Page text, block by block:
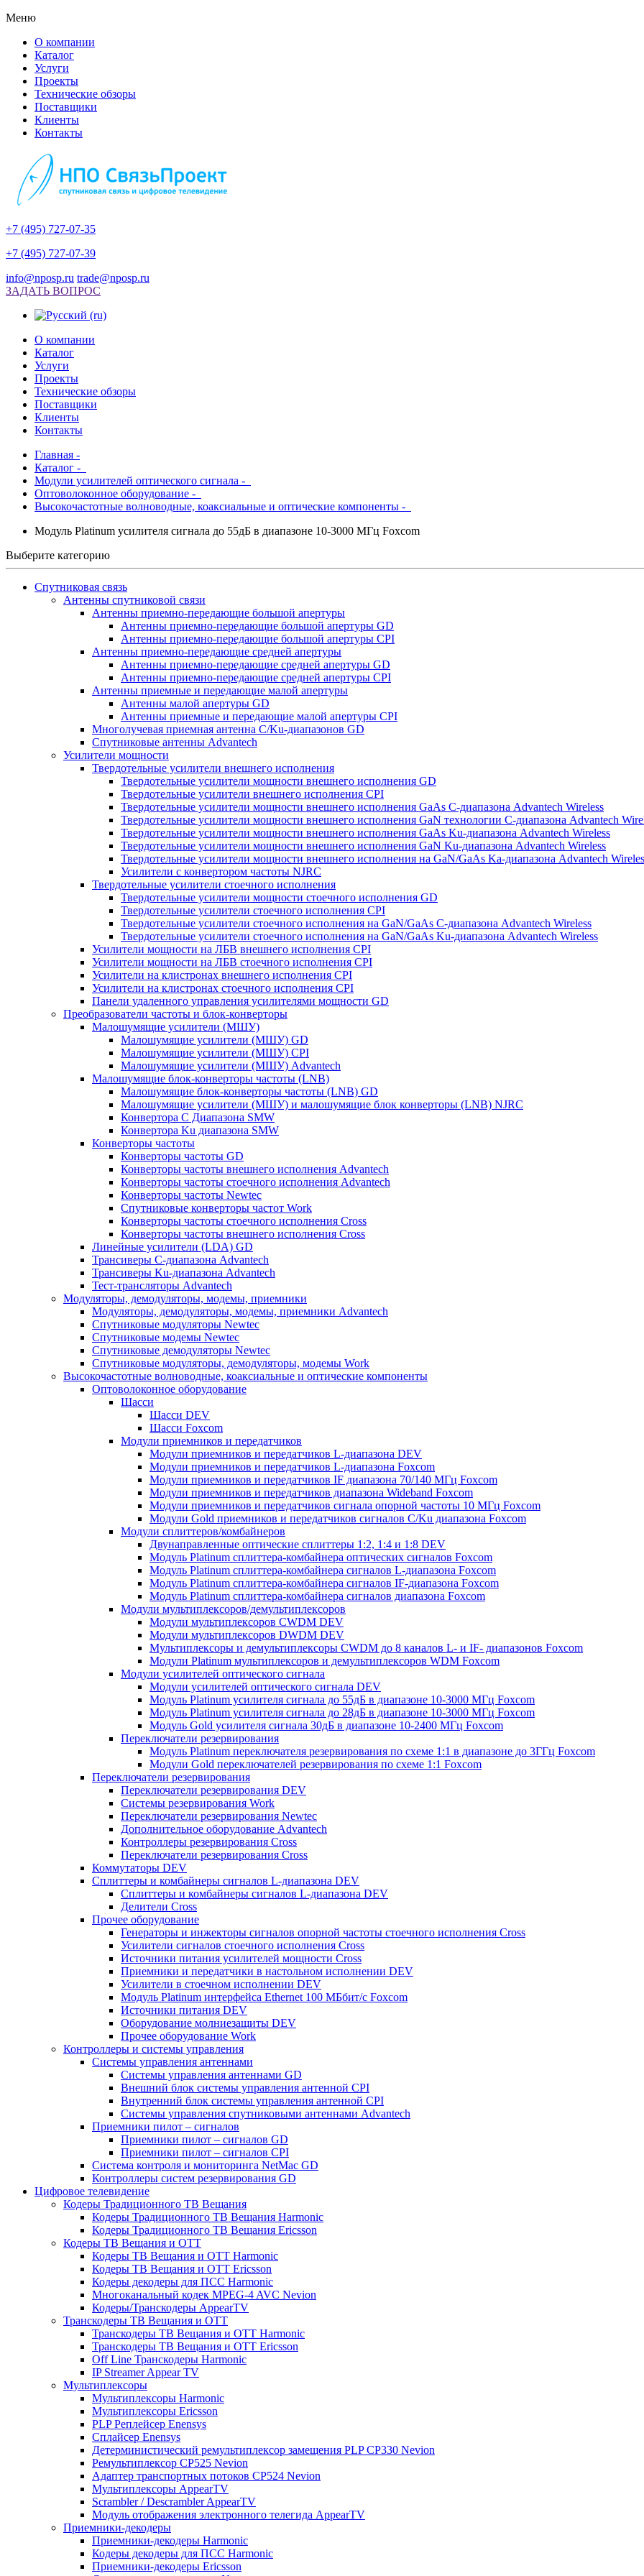
Меню
О компании
Каталог
Услуги
Проекты
Технические обзоры
Поставщики
Клиенты
Контакты
+7 (495) 727-07-35
+7 (495) 727-07-39
info@nposp.ru trade@nposp.ru
ЗАДАТЬ ВОПРОС
О компании
Каталог
Услуги
Проекты
Технические обзоры
Поставщики
Клиенты
Контакты
Главная -
Каталог -
Модули усилителей оптического сигнала -
Оптоволоконное оборудование -
Высокочастотные волноводные, коаксиальные и оптические компоненты -
Модуль Platinum усилителя сигнала до 55дБ в диапазоне 10-3000 МГц Foxcom
Выберите категорию
Спутниковая связь
Антенны спутниковой связи
Антенны приемно-передающие большой апертуры
Антенны приемно-передающие большой апертуры GD
Антенны приемно-передающие большой апертуры CPI
Антенны приемно-передающие средней апертуры
Антенны приемно-передающие средней апертуры GD
Антенны приемно-передающие средней апертуры CPI
Антенны приемные и передающие малой апертуры
Антенны малой апертуры GD
Антенны приемные и передающие малой апертуры CPI
Многолучевая приемная антенна С/Ku-диапазонов GD
Спутниковые антенны Advantech
Усилители мощности
Твердотельные усилители внешнего исполнения
Твердотельные усилители мощности внешнего исполнения GD
Твердотельные усилители внешнего исполнения CPI
Твердотельные усилители мощности внешнего исполнения GaAs С-диапазона Advantech Wireless
Твердотельные усилители мощности внешнего исполнения GaN технологии С-диапазона Advantech
Твердотельные усилители мощности внешнего исполнения GaAs Ku-диапазона Advantech Wireless
Твердотельные усилители мощности внешнего исполнения GaN Ku-диапазона Advantech Wireless
Твердотельные усилители мощности внешнего исполнения на GaN/GaAs Ka-диапазона Advantech
Усилители с конвертором чаcтоты NJRC
Твердотельные усилители стоечного исполнения
Твердотельные усилители мощности стоечного исполнения GD
Твердотельные усилители стоечного исполнения CPI
Твердотельные усилители стоечного исполнения на GaN/GaAs С-диапазона Advantech Wireless
Твердотельные усилители стоечного исполнения на GaN/GaAs Ku-диапазона Advantech Wireless
Усилители мощности на ЛБВ внешнего исполнения CPI
Усилители мощности на ЛБВ стоечного исполнения CPI
Усилители на клистронах внешнего исполнения CPI
Усилители на клистронах стоечного исполнения CPI
Панели удаленного управления усилителями мощности GD
Преобразователи частоты и блок-конверторы
Малошумящие усилители (МШУ)
Малошумящие усилители (МШУ) GD
Малошумящие усилители (МШУ) CPI
Малошумящие усилители (МШУ) Advantech
Малошумящие блок-конверторы частоты (LNB)
Малошумящие блок-конверторы частоты (LNB) GD
Малошумящие усилители (МШУ) и малошумящие блок конверторы (LNB) NJRC
Конвертора C Диапазона SMW
Конвертора Ku диапазона SMW
Конверторы частоты
Конверторы частоты GD
Конверторы частоты внешнего исполнения Advantech
Конверторы частоты стоечного исполнения Advantech
Конверторы частоты Newtec
Спутниковые конверторы частот Work
Конверторы частоты стоечного исполнения Cross
Конверторы частоты внешнего исполнения Cross
Линейные усилители (LDA) GD
Трансиверы С-диапазона Advantech
Трансиверы Ku-диапазона Advantech
Тест-трансляторы Advantech
Модуляторы, демодуляторы, модемы, приемники
Модуляторы, демодуляторы, модемы, приемники Advantech
Спутниковые модуляторы Newtec
Спутниковые модемы Newtec
Спутниковые демодуляторы Newtec
Спутниковые модуляторы, демодуляторы, модемы Work
Высокочастотные волноводные, коаксиальные и оптические компоненты
Оптоволоконное оборудование
Шасси
Шасси DEV
Шасси Foxcom
Модули приемников и передатчиков
Модули приемников и передатчиков L-диапазона DEV
Модули приемников и передатчиков L-диапазона Foxcom
Модули приемников и передатчиков IF диапазона 70/140 МГц Foxcom
Модули приемников и передатчиков диапазона Wideband Foxcom
Модули приемников и передатчиков сигнала опорной частоты 10 МГц Foxcom
Модули Gold приемников и передатчиков сигналов C/Ku диапазона Foxcom
Модули сплиттеров/комбайнеров
Двунаправленные оптические сплиттеры 1:2, 1:4 и 1:8 DEV
Модуль Platinum cплиттера-комбайнера оптических сигналов Foxcom
Модуль Platinum сплиттера-комбайнера сигналов L-диапазона Foxcom
Модуль Platinum сплиттера-комбайнера сигналов IF-диапазона Foxcom
Модуль Platinum сплиттера-комбайнера сигналов диапазона Foxcom
Модули мультиплексоров/демультиплексоров
Модули мультиплексоров CWDM DEV
Модули мультиплексоров DWDM DEV
Мультиплексоры и демультиплексоры CWDM до 8 каналов L- и IF- диапазонов Foxcom
Модули Platinum мультиплексоров и демультиплексоров WDM Foxcom
Модули усилителей оптического сигнала
Модули усилителей оптического сигнала DEV
Модуль Platinum усилителя сигнала до 55дБ в диапазоне 10-3000 МГц Foxcom
Модуль Platinum усилителя сигнала до 28дБ в диапазоне 10-3000 МГц Foxcom
Модуль Gold усилителя сигнала 30дБ в диапазоне 10-2400 МГц Foxcom
Переключатели резервирования
Модуль Platinum переключателя резервирования по схеме 1:1 в диапазоне до 3ГГц Foxcom
Модули Gold переключателей резервирования по схеме 1:1 Foxcom
Переключатели резервирования
Переключатели резервирования DEV
Системы резервирования Work
Переключатели резервирования Newtec
Дополнительное оборудование Advantech
Контроллеры резервирования Cross
Переключатели резервирования Cross
Коммутаторы DEV
Сплиттеры и комбайнеры сигналов L-диапазона DEV
Сплиттеры и комбайнеры сигналов L-диапазона DEV
Делители Cross
Прочее оборудование
Генераторы и инжекторы сигналов опорной частоты стоечного исполнения Cross
Усилители сигналов стоечного исполнения Cross
Источники питания усилителей мощности Cross
Приемники и передатчики в настольном исполнении DEV
Усилители в стоечном исполнении DEV
Модуль Platinum интерфейса Ethernet 100 МБбит/с Foxcom
Источники питания DEV
Оборудование молниезащиты DEV
Прочее оборудование Work
Контроллеры и системы управления
Системы управления антеннами
Системы управления антеннами GD
Внешний блок системы управления антенной CPI
Внутренний блок системы управления антенной CPI
Системы управления спутниковыми антеннами Advantech
Приемники пилот – сигналов
Приемники пилот – сигналов GD
Приемники пилот – сигналов CPI
Система контроля и мониторинга NetMac GD
Контроллеры систем резервирования GD
Цифровое телевидение
Кодеры Традиционного ТВ Вещания
Кодеры Традиционного ТВ Вещания Harmonic
Кодеры Традиционного ТВ Вещания Ericsson
Кодеры ТВ Вещания и ОТТ
Кодеры ТВ Вещания и ОТТ Harmonic
Кодеры ТВ Вещания и ОТТ Ericsson
Кодеры декодеры для ПСС Harmonic
Многоканальный кодек MPEG-4 AVC Nevion
Кодеры/Транскодеры AppearTV
Транскодеры ТВ Вещания и ОТТ
Транскодеры ТВ Вещания и ОТТ Harmonic
Транскодеры ТВ Вещания и ОТТ Ericsson
Off Line Транскодеры Harmonic
IP Streamer Appear TV
Мультиплексоры
Мультиплексоры Harmonic
Мультиплексоры Ericsson
PLP Реплейсер Enensys
Сплайсер Enensys
Детерминистический ремультиплексор замещения PLP CP330 Nevion
Ремультиплексор CP525 Nevion
Адаптер транспортных потоков CP524 Nevion
Мультиплексоры AppearTV
Scrambler / Descrambler AppearTV
Модуль отображения электронного телегида AppearTV
Приемники-декодеры
Приемники-декодеры Harmonic
Кодеры декодеры для ПСС Harmonic
Приемники-декодеры Ericsson